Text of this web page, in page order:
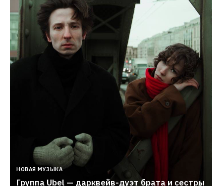
НОВАЯ МУЗЫКА
Группа Ubel — дарквейв-дуэт брата и сестры